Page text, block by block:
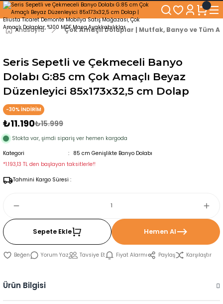
250₺ ve Üzeri Alışverişlerinizde KARGO BEDAVA!
5'er cm Aralıklarla 35 cm'den 100 cm'e kadar Genişliğe Sahip Dolaplar
% 100 Mdf Tekerlekli Masa ile Uzun Ömürlü ve Kolay Kullanım Konforu
Kaliteli hizmet, güvenli alışveriş ve satış sonrası destek
Anasayfa Çok Amaçlı Dolaplar | Mutfak, Banyo ve Tüm
Seris Sepetli ve Çekmeceli Banyo
Dolabı G:85 cm Çok Amaçlı Beyaz
Düzenleyici 85x173x32,5 cm Dolap
-30% İNDİRİM
₺11.190₺15.999
Stokta var, şimdi sipariş ver hemen kargoda
Kategori
85 cm Genişlikte Banyo Dolabı
*1.193,13 TL den başlayan taksitlerle!!
Tahmini Kargo Süresi :
Sepete Ekle Hemen Al
Yorum Yaz Tavsiye Et Fiyat Alarmı Paylaş Karşılaştır
Ürün Bilgisi